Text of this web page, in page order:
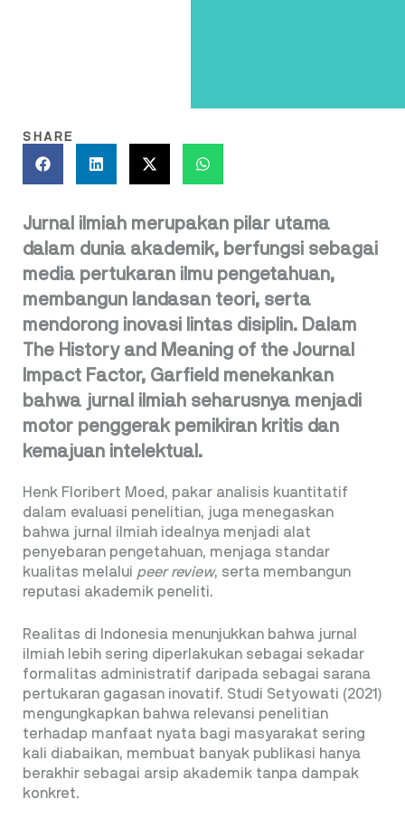
SHARE
Jurnal ilmiah merupakan pilar utama
dalam dunia akademik, berfungsi sebagai
media pertukaran ilmu pengetahuan,
membangun landasan teori, serta
mendorong inovasi lintas disiplin. Dalam
The History and Meaning of the Journal
Impact Factor, Garfield menekankan
bahwa jurnal ilmiah seharusnya menjadi
motor penggerak pemikiran kritis dan
kemajuan intelektual.
Henk Floribert Moed, pakar analisis kuantitatif
dalam evaluasi penelitian, juga menegaskan
bahwa jurnal ilmiah idealnya menjadi alat
penyebaran pengetahuan, menjaga standar
kualitas melalui peer review, serta membangun
reputasi akademik peneliti.
Realitas di Indonesia menunjukkan bahwa jurnal
ilmiah lebih sering diperlakukan sebagai sekadar
formalitas administratif daripada sebagai sarana
pertukaran gagasan inovatif. Studi Setyowati (2021)
mengungkapkan bahwa relevansi penelitian
terhadap manfaat nyata bagi masyarakat sering
kali diabaikan, membuat banyak publikasi hanya
berakhir sebagai arsip akademik tanpa dampak
konkret.